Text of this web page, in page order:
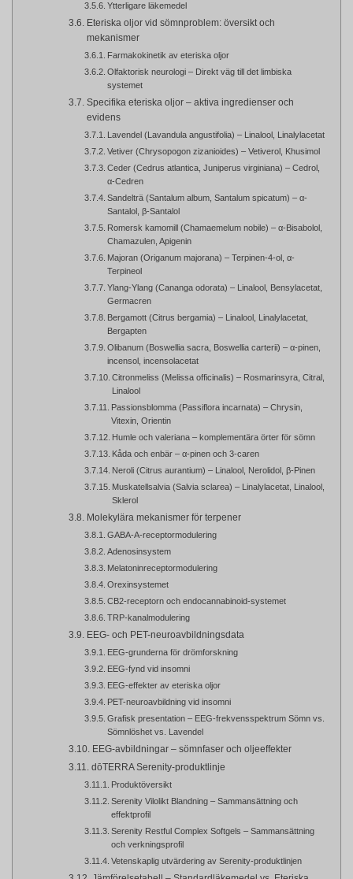
Ytterligare läkemedel
Eteriska oljor vid sömnproblem: översikt och
mekanismer
Farmakokinetik av eteriska oljor
Olfaktorisk neurologi – Direkt väg till det limbiska
systemet
Specifika eteriska oljor – aktiva ingredienser och
evidens
Lavendel (Lavandula angustifolia) – Linalool, Linalylacetat
Vetiver (Chrysopogon zizanioides) – Vetiverol, Khusimol
Ceder (Cedrus atlantica, Juniperus virginiana) – Cedrol,
α-Cedren
Sandelträ (Santalum album, Santalum spicatum) – α-
Santalol, β-Santalol
Romersk kamomill (Chamaemelum nobile) – α-Bisabolol,
Chamazulen, Apigenin
Majoran (Origanum majorana) – Terpinen-4-ol, α-
Terpineol
Ylang-Ylang (Cananga odorata) – Linalool, Bensylacetat,
Germacren
Bergamott (Citrus bergamia) – Linalool, Linalylacetat,
Bergapten
Olibanum (Boswellia sacra, Boswellia carterii) – α-pinen,
incensol, incensolacetat
Citronmeliss (Melissa officinalis) – Rosmarinsyra, Citral,
Linalool
Passionsblomma (Passiflora incarnata) – Chrysin,
Vitexin, Orientin
Humle och valeriana – komplementära örter för sömn
Kåda och enbär – α-pinen och 3-caren
Neroli (Citrus aurantium) – Linalool, Nerolidol, β-Pinen
Muskatellsalvia (Salvia sclarea) – Linalylacetat, Linalool,
Sklerol
Molekylära mekanismer för terpener
GABA-A-receptormodulering
Adenosinsystem
Melatoninreceptormodulering
Orexinsystemet
CB2-receptorn och endocannabinoid-systemet
TRP-kanalmodulering
EEG- och PET-neuroavbildningsdata
EEG-grunderna för drömforskning
EEG-fynd vid insomni
EEG-effekter av eteriska oljor
PET-neuroavbildning vid insomni
Grafisk presentation – EEG-frekvensspektrum Sömn vs.
Sömnlöshet vs. Lavendel
EEG-avbildningar – sömnfaser och oljeeffekter
dōTERRA Serenity-produktlinje
Produktöversikt
Serenity Vilolikt Blandning – Sammansättning och
effektprofil
Serenity Restful Complex Softgels – Sammansättning
och verkningsprofil
Vetenskaplig utvärdering av Serenity-produktlinjen